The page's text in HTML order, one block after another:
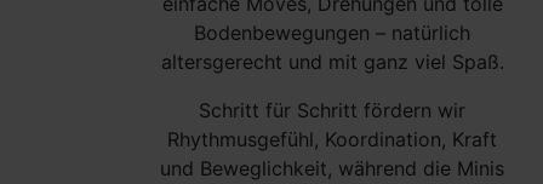
Bodenbewegungen – natürlich
altersgerecht und mit ganz viel Spaß.
Schritt für Schritt fördern wir
Rhythmusgefühl, Koordination, Kraft
und Beweglichkeit, während die Minis